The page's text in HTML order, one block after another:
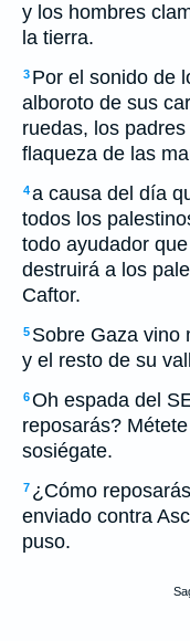
y los hombres
la tierra.
3 Por el sonido de
alboroto de sus
ruedas, los
flaqueza de las
4a causa del día
todos los
todo ayudador
destruirá a los
Caftor.
5 Sobre Gaza vino
y el resto de su
6Oh espada del
reposarás?
sosiégate.
7 ¿Cómo
enviado contra
puso.